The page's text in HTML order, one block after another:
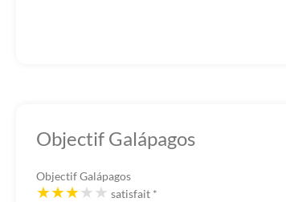
Objectif Galápagos
Objectif Galápagos
satisfait *